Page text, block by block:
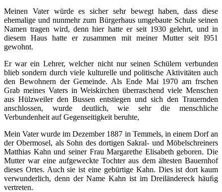
Meinen Vater würde es sicher sehr bewegt haben, dass diese
ehemalige und nunmehr zum Bürgerhaus umgebaute Schule seinen
Namen tragen wird, denn hier hatte er seit 1930 gelehrt, und in
diesem Haus hatte er zusammen mit meiner Mutter seit I951
gewohnt.
Er war ein Lehrer, welcher nicht nur seinen Schülern verbunden
blieb sondern durch viele kulturelle und politische Aktivitäten auch
den Bewohnern der Gemeinde. Als Ende Mai 1970 am frschen
Grab meines Vaters in Weiskirchen überraschend viele Menschen
aus Hülzweiler den Bussen entstiegen und sich den Trauernden
anschlossen, wurde deutlich, wie sehr die menschliche
Verbundenheit auf Gegenseitigkeit beruhte,
Mein Vater wurde im Dezember 1887 in Temmels, in einem Dorf an
der Obermosel, als Sohn des dortigen Sakral- und Möbelschreiners
Matthias Kahn und seiner Frau Margarethe Elisabeth geboren. Die
Mutter war eine aufgeweckte Tochter aus dem ältesten Bauernhof
dieses Ortes. Auch sie ist eine gebürtige Kahn. Dies ist dort kaum
verwunderlich, denn der Name Kahn ist im Dreiländereck häuﬁg
vertreten.